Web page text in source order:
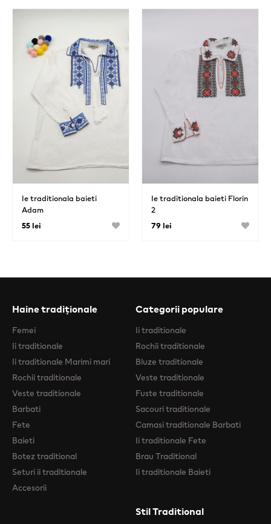
Ie traditionala baieti
Adam
55 lei
Ie traditionala baieti Florin
2
79 lei
Haine tradiționale
Femei
Ii traditionale
Ii traditionale Marimi mari
Rochii traditionale
Veste traditionale
Barbati
Fete
Baieti
Botez traditional
Seturi ii traditionale
Accesorii
Categorii populare
Ii traditionale
Rochii traditionale
Bluze traditionale
Veste traditionale
Fuste traditionale
Sacouri traditionale
Camasi traditionale Barbati
Ii traditionale Fete
Brau Traditional
Ii traditionale Baieti
Stil Traditional